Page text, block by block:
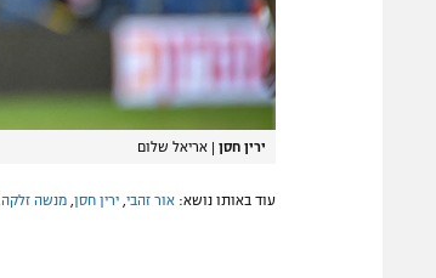
ירין חסן | אריאל שלום
עוד באותו נושא: אור זהבי ירין חסן מנשה זלקה